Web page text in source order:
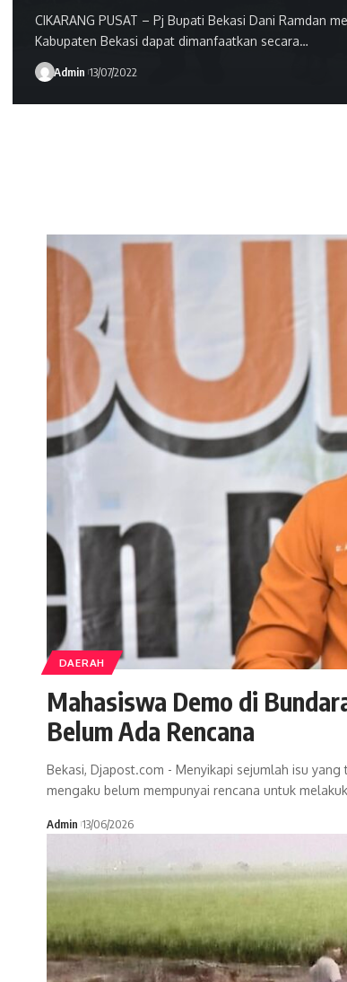
CIKARANG PUSAT – Pj Bupati Bekasi Dani Ramdan
Kabupaten Bekasi dapat dimanfaatkan secara…
Admin 13/07/2022
DAERAH
Mahasiswa Demo di
Belum Ada Rencana
Bekasi, Djapost.com - Menyikapi sejumlah isu
mengaku belum mempunyai rencana untuk
Admin 13/06/2026